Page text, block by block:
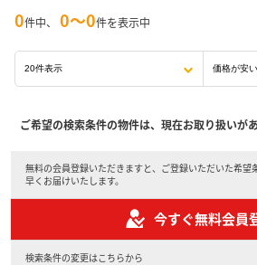
0件中、 0〜0件を表示中
ご希望の検索条件の物件は、現在お取り扱いが
無料の会員登録いただきますと、ご登録いただいた希望
早くお届けいたします。
今すぐ無料会員
検索条件の変更はこちらから